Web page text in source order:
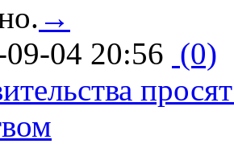
→
04 20:56 (0)